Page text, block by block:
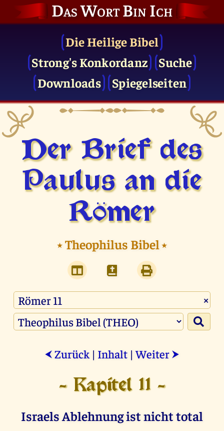
Das Wort Bin Ich
Die Heilige Bibel
Strong's Konkordanz
Suche
Downloads
Spiegelseiten
Der Brief des
Paulus an die
Römer
⭑Theophilus Bibel⭑
×
⮜ Zurück | Inhalt |Weiter ⮞
- Kapitel 11 -
Israels Ablehnung ist nicht total